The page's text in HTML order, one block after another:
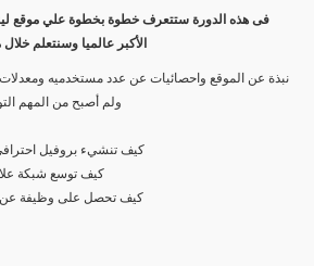
فى هذه الدورة ستتعرف خطوة بخطوة علي موقع
الأكبر عالميا وسنتعلم
نبذة عن الموقع واحصائيات عن عدد مستخدميه
ولم أصبح من المهم
كيف تنشيء بروفيل
كيف توسع شبكة
كيف تحصل على وظيفة عن